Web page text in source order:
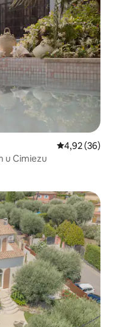
Prosečna
4,92 (36)
u Cimiezu